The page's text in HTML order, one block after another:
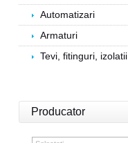
Automatizari
Armaturi
Tevi, fitinguri, izolatii
Producator